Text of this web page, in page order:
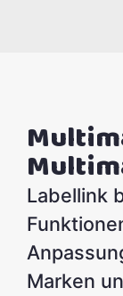
Labellink
Marken